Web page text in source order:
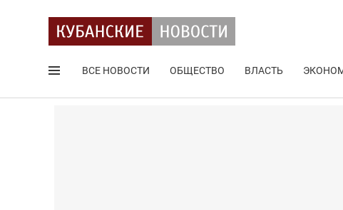
ВСЕ НОВОСТИ ОБЩЕСТВО ВЛАСТЬ